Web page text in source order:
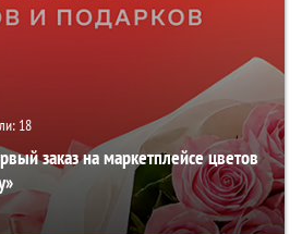
18
заказ на маркетплейсе цветов